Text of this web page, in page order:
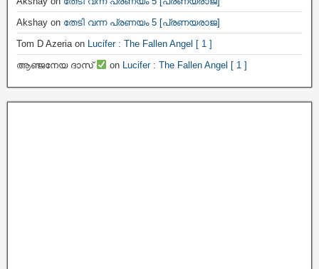
Akshay on തേടി വന്ന പ്രണയം 5 [പ്രണയരാജ]
Tom D Azeriaon Lucifer : The Fallen Angel [ 1 ]
ആഞ്ജനേയ ദാസ്
on Lucifer : The Fallen Angel [ 1 ]